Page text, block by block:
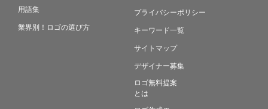
用語集
業界別！ロゴの選び方
プライバシーポリシー
キーワード一覧
サイトマップ
デザイナー募集
ロゴ無料提案
とは